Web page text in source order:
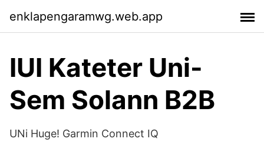
enklapengaramwg.web.app
IUI Kateter Uni-
Sem Solann B2B
UNi Huge! Garmin Connect IQ